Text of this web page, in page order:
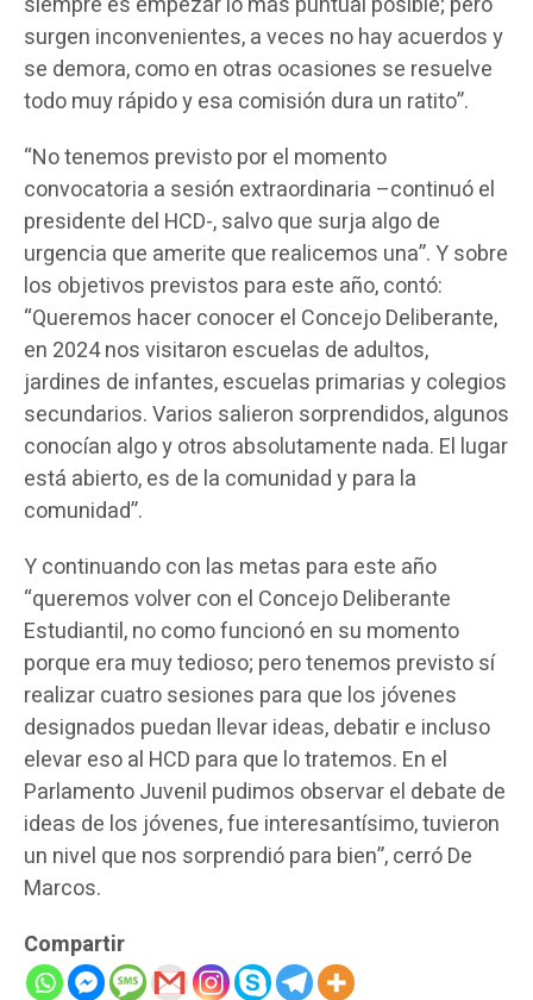
surgen inconvenientes, a veces no hay acuerdos y
se demora, como en otras ocasiones se resuelve
todo muy rápido y esa comisión dura un ratito”.
“No tenemos previsto por el momento
convocatoria a sesión extraordinaria –continuó el
presidente del HCD-, salvo que surja algo de
urgencia que amerite que realicemos una”. Y sobre
los objetivos previstos para este año, contó:
“Queremos hacer conocer el Concejo Deliberante,
en 2024 nos visitaron escuelas de adultos,
jardines de infantes, escuelas primarias y colegios
secundarios. Varios salieron sorprendidos, algunos
conocían algo y otros absolutamente nada. El lugar
está abierto, es de la comunidad y para la
comunidad”.
Y continuando con las metas para este año
“queremos volver con el Concejo Deliberante
Estudiantil, no como funcionó en su momento
porque era muy tedioso; pero tenemos previsto sí
realizar cuatro sesiones para que los jóvenes
designados puedan llevar ideas, debatir e incluso
elevar eso al HCD para que lo tratemos. En el
Parlamento Juvenil pudimos observar el debate de
ideas de los jóvenes, fue interesantísimo, tuvieron
un nivel que nos sorprendió para bien”, cerró De
Marcos.
Compartir